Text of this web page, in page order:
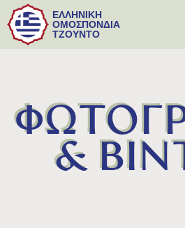
ΕΛΛΗΝΙΚΗ
ΟΜΟΣΠΟΝΔΙΑ
ΤΖΟΥΝΤΟ
&